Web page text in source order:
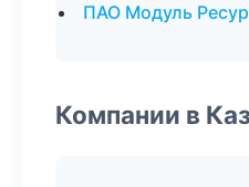
ПАО Модуль
Компании в